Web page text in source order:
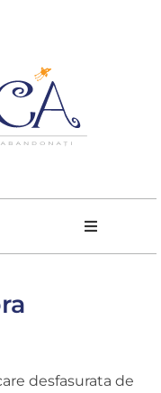
desfasurata de